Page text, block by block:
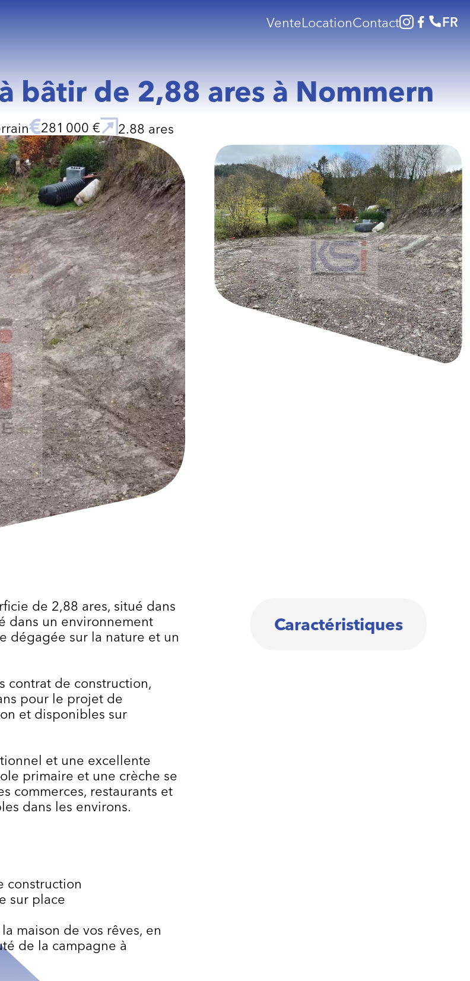
FR
VenteLocationContact
bâtir de 2,88 ares à Nommern
281 000 € 2.88 ares
de 2,88 ares, situé dans
dans un environnement
dégagée sur la nature et un
contrat de construction,
pour le projet de
et disponibles sur
et une excellente
primaire et une crèche se
commerces, restaurants et
dans les environs.
construction
sur place
maison de vos rêves, en
de la campagne à
Caractéristiques